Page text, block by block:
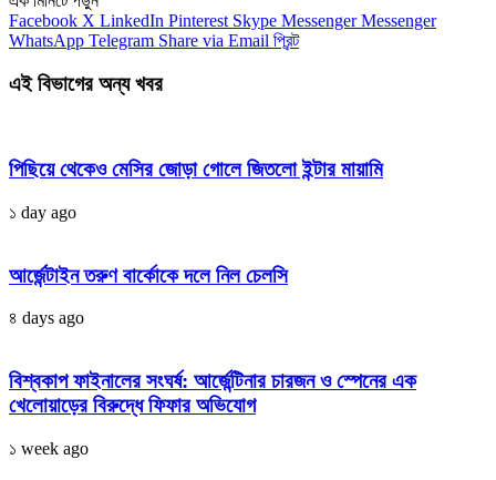
Facebook X LinkedIn Pinterest Skype Messenger Messenger
WhatsApp Telegram Share via Email প্রিন্ট
এই বিভাগের অন্য খবর
পিছিয়ে থেকেও মেসির জোড়া গোলে জিতলো ইন্টার মায়ামি
১ day ago
আর্জেন্টাইন তরুণ বার্কোকে দলে নিল চেলসি
৪ days ago
বিশ্বকাপ ফাইনালের সংঘর্ষ: আর্জেন্টিনার চারজন ও স্পেনের এক
খেলোয়াড়ের বিরুদ্ধে ফিফার অভিযোগ
১ week ago